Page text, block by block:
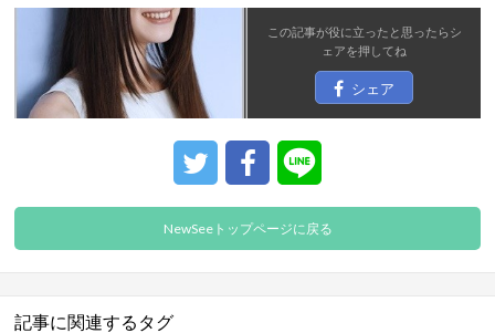
この記事が役に立ったと思ったらシ
ェアを押してね
シェア
NewSeeトップページに戻る
記事に関連するタグ